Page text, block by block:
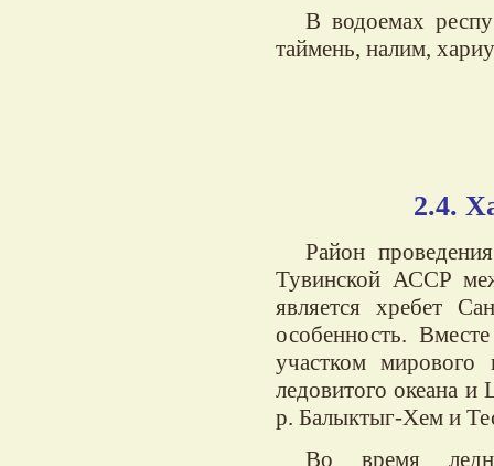
В водоемах
таймень, налим,
2.4.
Район
Тувинской АССР
является хребет
особенность.
участком мирового
ледовитого океана и
р. Балыктыг-Хем и
Во время